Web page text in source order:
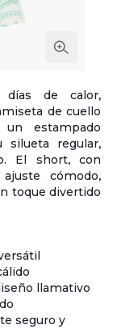
de calor,
de cuello
estampado
regular,
El short, con
cómodo,
toque divertido
llamativo
seguro y